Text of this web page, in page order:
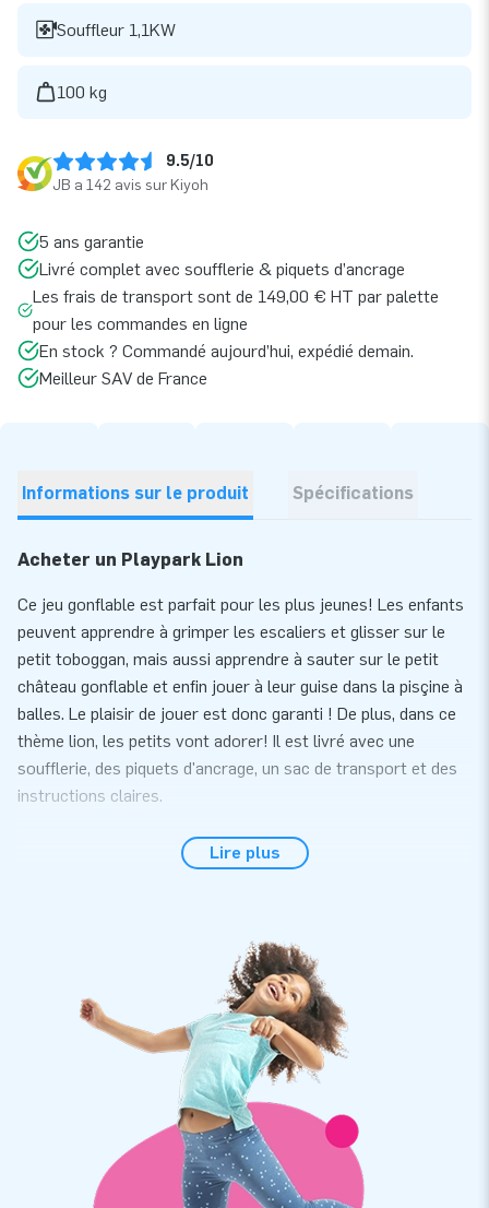
Souffleur 1,1KW
100 kg
9.5/10
JB a 142 avis sur Kiyoh
5 ans garantie
Livré complet avec soufflerie & piquets d’ancrage
Les frais de transport sont de 149,00 € HT par palette
pour les commandes en ligne
En stock ? Commandé aujourd’hui, expédié demain.
Meilleur SAV de France
Informations sur le produit Spécifications
Acheter un Playpark Lion
Ce jeu gonflable est parfait pour les plus jeunes! Les enfants
peuvent apprendre à grimper les escaliers et glisser sur le
petit toboggan, mais aussi apprendre à sauter sur le petit
château gonflable et enfin jouer à leur guise dans la pisçine à
balles. Le plaisir de jouer est donc garanti ! De plus, dans ce
thème lion, les petits vont adorer! Il est livré avec une
soufflerie, des piquets d'ancrage, un sac de transport et des
instructions claires.
Aire de jeux de qualité avec garantie
solide et de haute qualité, ce qui la rend durable et facile à
nettoyer. Le château gonflable est bien sûr livré avec une
garantie. Avec cette structure, vous offrez des années de
plaisir de jeu optimal. Achetez ce Playpark Lion et assurez-
vous de beaucoup de fun!
Des milliers de clients ont choisi JB Gonflables
Nous sommes fiers que des milliers de clients aient choisi
d'acheter un gonflable chez nous. Depuis de nombreuses
années, nous faisons sauter de joie des gens du monde entier.
Lire plus